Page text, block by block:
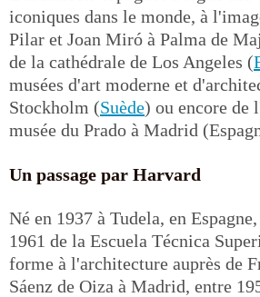
iconiques dans le monde, à
Pilar et Joan Miró à Palma de
de la cathédrale de Los Angeles (
musées d'art moderne et
Stockholm (Suède) ou encore de
musée du Prado à Madrid
Un passage par Harvard
Né en 1937 à Tudela, en
1961 de la Escuela Técnica
forme à l'architecture auprès de
Sáenz de Oiza à Madrid, entre